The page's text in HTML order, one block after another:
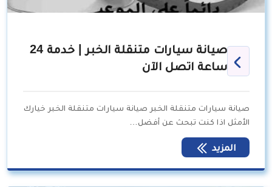
صيانة سيارات متنقلة الخبر | خدمة 24
ساعة اتصل الآن
صيانة سيارات متنقلة الخبر صيانة سيارات متنقلة الخبر خيارك
الأمثل اذا كنت تبحث عن أفضل…
المزيد